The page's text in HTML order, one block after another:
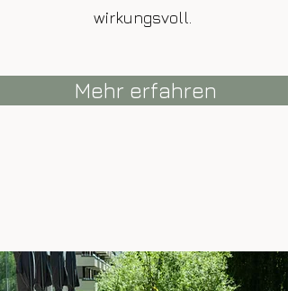
wirkungsvoll.
Mehr erfahren